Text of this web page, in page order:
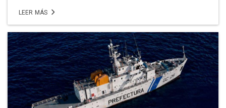
LEER MÁS